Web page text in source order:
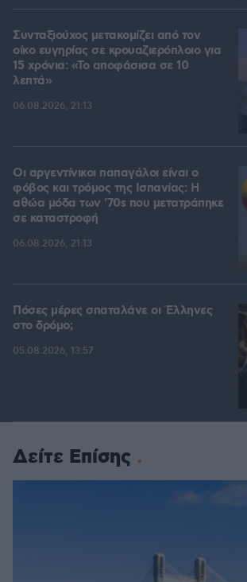
Συνταξιούχος μετακομίζει από τον
οίκο ευγηρίας σε κρουαζιερόπλοιο για
15 χρόνια: «Το αποφάσισα σε 10
λεπτά»
06.08.2026, 21:13
Οι αργεντίνικοι παπαγάλοι είναι ο
φόβος και τρόμος της Ισπανίας: Η
αθώα μόδα των '70s που μετατράπηκε
σε καταστροφή
06.08.2026, 21:13
Πόσες μέρες σπαταλάνε οι Έλληνες
στο δρόμο;
05.08.2026, 13:57
Δείτε Επίσης